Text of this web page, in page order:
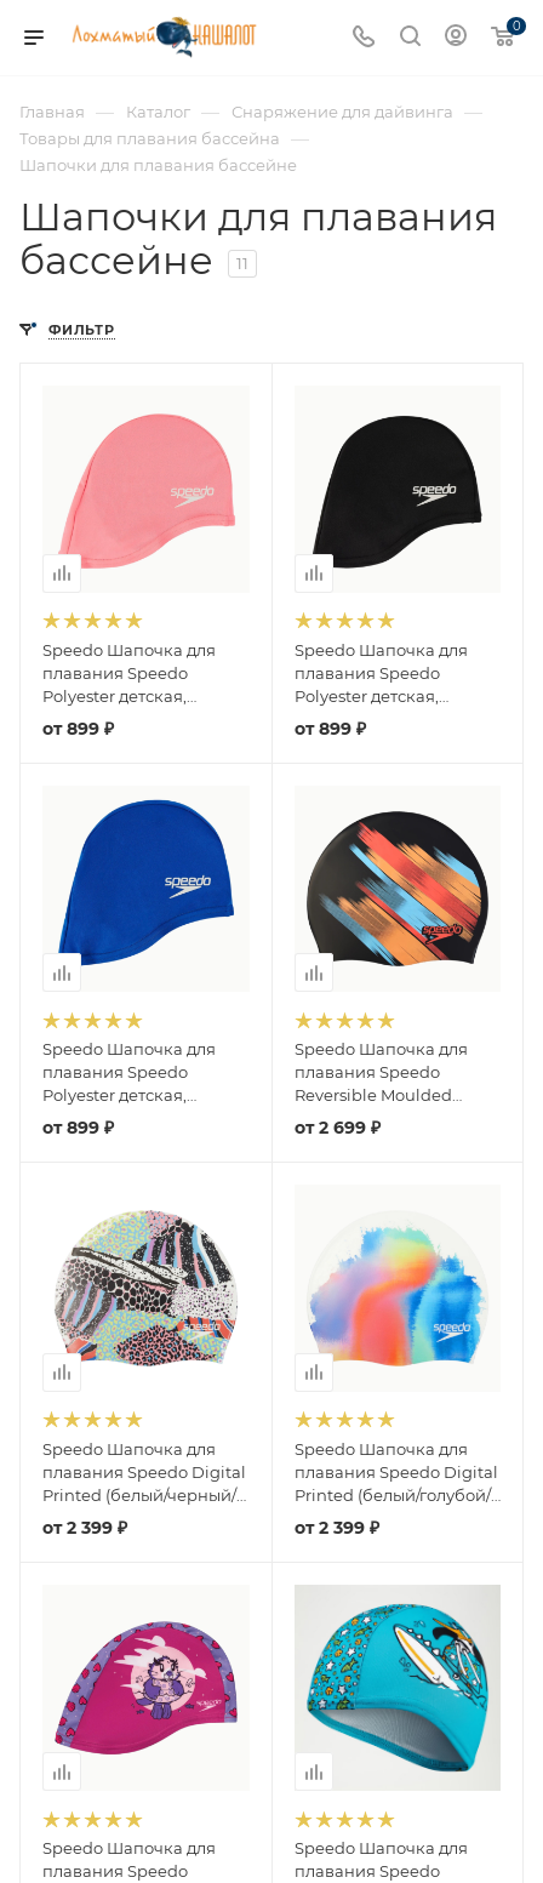
0
Главная — Каталог — Снаряжение для дайвинга —
Товары для плавания бассейна —
Шапочки для плавания бассейне
Шапочки для плавания
бассейне
11
ФИЛЬТР
Speedo Шапочка для
плавания Speedo
Polyester детская,
текстиль (розовый)
от899 ₽
Speedo Шапочка для
плавания Speedo
Polyester детская,
текстиль (Черный)
от899 ₽
Speedo Шапочка для
плавания Speedo
Polyester детская,
текстиль (Голубой)
от899 ₽
Speedo Шапочка для
плавания Speedo
Reversible Moulded
Silicone
от2 699 ₽
Speedo Шапочка для
плавания Speedo Digital
Printed (белый/черный/
зеленый)
от2 399 ₽
Speedo Шапочка для
плавания Speedo Digital
Printed (белый/голубой/
оранжевый)
от2 399 ₽
Speedo Шапочка для
плавания Speedo
Speedo Шапочка для
плавания Speedo